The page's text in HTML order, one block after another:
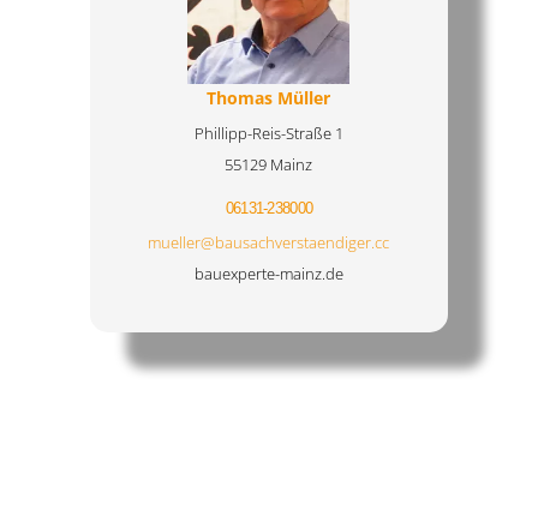
Thomas Müller
Phillipp-Reis-Straße 1
55129 Mainz
06131-238000
mueller@bausachverstaendiger.cc
bauexperte-mainz.de